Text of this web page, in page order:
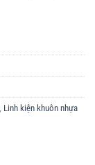
Linh kiện khuôn nhựa